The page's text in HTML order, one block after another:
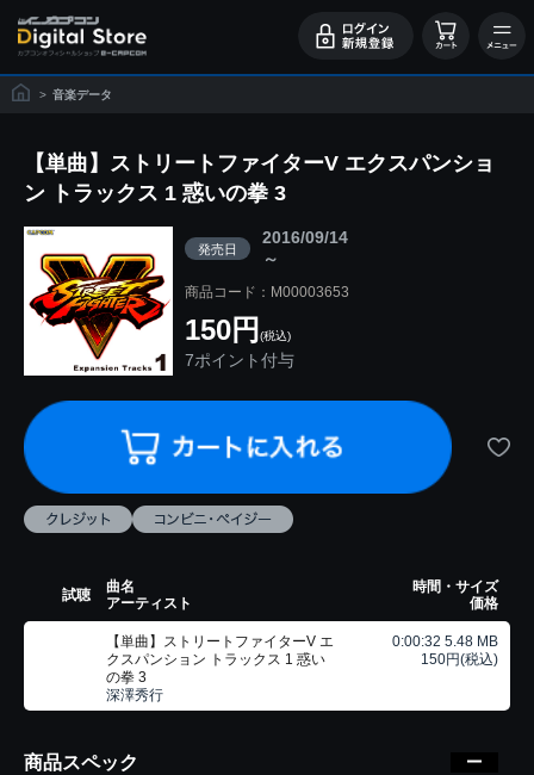
> 音楽データ
【単曲】ストリートファイターV エクスパンショ
ン トラックス 1 惑いの拳 3
発売日
2016/09/14
～
商品コード：M00003653
150円 (税込)
7ポイント付与
試聴
曲名
アーティスト
時間・サイズ
価格
【単曲】ストリートファイターV エ
クスパンション トラックス 1 惑い
の拳 3
深澤秀行
0:00:32 5.48 MB
150円(税込)
商品スペック